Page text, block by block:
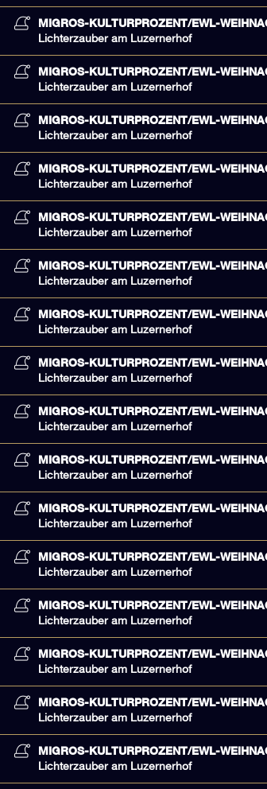
MIGROS-KULTURPROZENT/EWL-
Lichterzauber am Luzernerhof
MIGROS-KULTURPROZENT/EWL-
Lichterzauber am Luzernerhof
MIGROS-KULTURPROZENT/EWL-
Lichterzauber am Luzernerhof
MIGROS-KULTURPROZENT/EWL-
Lichterzauber am Luzernerhof
MIGROS-KULTURPROZENT/EWL-
Lichterzauber am Luzernerhof
MIGROS-KULTURPROZENT/EWL-
Lichterzauber am Luzernerhof
MIGROS-KULTURPROZENT/EWL-
Lichterzauber am Luzernerhof
MIGROS-KULTURPROZENT/EWL-
Lichterzauber am Luzernerhof
MIGROS-KULTURPROZENT/EWL-
Lichterzauber am Luzernerhof
MIGROS-KULTURPROZENT/EWL-
Lichterzauber am Luzernerhof
MIGROS-KULTURPROZENT/EWL-
Lichterzauber am Luzernerhof
MIGROS-KULTURPROZENT/EWL-
Lichterzauber am Luzernerhof
MIGROS-KULTURPROZENT/EWL-
Lichterzauber am Luzernerhof
MIGROS-KULTURPROZENT/EWL-
Lichterzauber am Luzernerhof
MIGROS-KULTURPROZENT/EWL-
Lichterzauber am Luzernerhof
MIGROS-KULTURPROZENT/EWL-
Lichterzauber am Luzernerhof